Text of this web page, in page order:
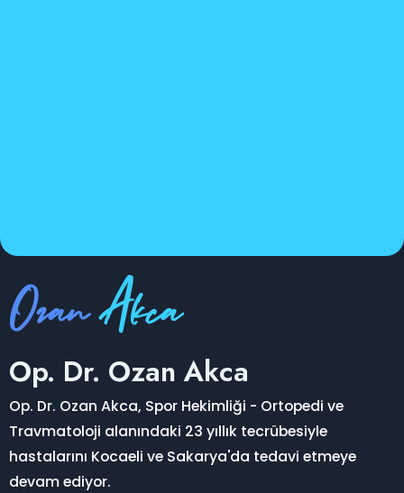
Op. Dr. Ozan Akca
Op. Dr. Ozan Akca, Spor Hekimliği - Ortopedi ve
Travmatoloji alanındaki 23 yıllık tecrübesiyle
hastalarını Kocaeli ve Sakarya'da tedavi etmeye
devam ediyor.